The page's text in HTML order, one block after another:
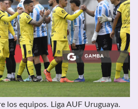
los equipos. Liga AUF Uruguaya.